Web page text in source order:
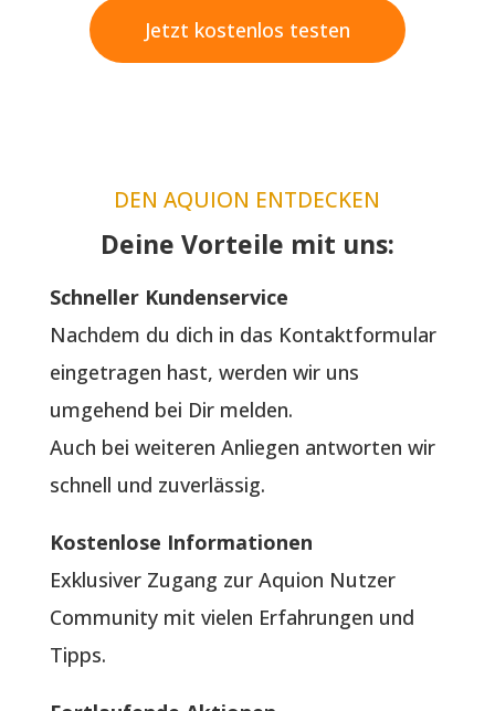
Jetzt kostenlos testen
DEN AQUION ENTDECKEN
Deine Vorteile mit uns:
Schneller Kundenservice
Nachdem du dich in das Kontaktformular
eingetragen hast, werden wir uns
umgehend bei Dir melden.
Auch bei weiteren Anliegen antworten wir
schnell und zuverlässig.
Kostenlose Informationen
Exklusiver Zugang zur Aquion Nutzer
Community mit vielen Erfahrungen und
Tipps.